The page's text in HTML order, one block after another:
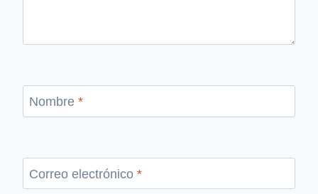
Nombre *
Correo electrónico *